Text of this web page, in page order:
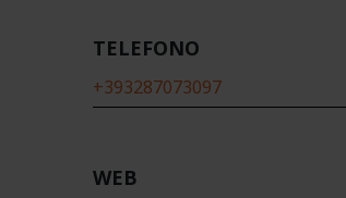
TELEFONO
+393287073097
WEB